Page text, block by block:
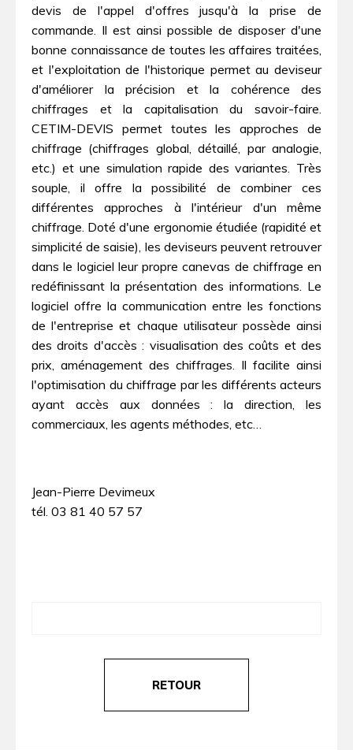
devis de l'appel d'offres jusqu'à la prise de
commande. Il est ainsi possible de disposer d'une
bonne connaissance de toutes les affaires traitées,
et l'exploitation de l'historique permet au deviseur
d'améliorer la précision et la cohérence des
chiffrages et la capitalisation du savoir-faire.
CETIM-DEVIS permet toutes les approches de
chiffrage (chiffrages global, détaillé, par analogie,
etc.) et une simulation rapide des variantes. Très
souple, il offre la possibilité de combiner ces
différentes approches à l'intérieur d'un même
chiffrage. Doté d'une ergonomie étudiée (rapidité et
simplicité de saisie), les deviseurs peuvent retrouver
dans le logiciel leur propre canevas de chiffrage en
redéfinissant la présentation des informations. Le
logiciel offre la communication entre les fonctions
de l'entreprise et chaque utilisateur possède ainsi
des droits d'accès : visualisation des coûts et des
prix, aménagement des chiffrages. Il facilite ainsi
l'optimisation du chiffrage par les différents acteurs
ayant accès aux données : la direction, les
commerciaux, les agents méthodes, etc…
Jean-Pierre Devimeux
tél. 03 81 40 57 57
RETOUR